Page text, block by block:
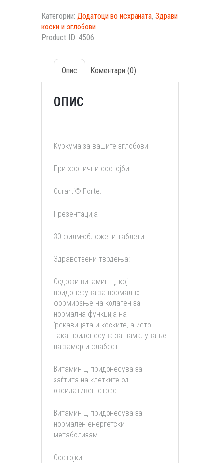
Категории: Додатоци во исхраната, Здрави
коски и зглобови
Product ID: 4506
Опис Коментари (0)
ОПИС
Куркума за вашите зглобови
При хронични состојби
Curarti® Forte.
Презентација
30 филм-обложени таблети
Здравствени тврдења:
Содржи витамин Ц, кој
придонесува за нормално
формирање на колаген за
нормална функција на
‘рскавицата и коските, а исто
така придонесува за намалување
на замор и слабост.
Витамин Ц придонесува за
заѓтита на клетките од
оксидативен стрес.
Витамин Ц придонесува за
нормален енергетски
метаболизам.
Состојки